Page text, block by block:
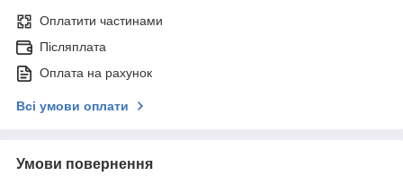
Оплатити частинами
Післяплата
Оплата на рахунок
Всі умови оплати
Умови повернення